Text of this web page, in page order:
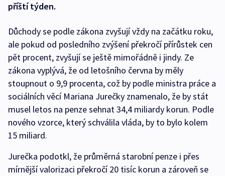
příští týden.
Důchody se podle zákona zvyšují vždy na začátku roku,
ale pokud od posledního zvýšení překročí přírůstek cen
pět procent, zvyšují se ještě mimořádně i jindy. Ze
zákona vyplývá, že od letošního června by měly
stoupnout o 9,9 procenta, což by podle ministra práce a
sociálních věcí Mariana Jurečky znamenalo, že by stát
musel letos na penze sehnat 34,4 miliardy korun. Podle
nového vzorce, který schválila vláda, by to bylo kolem
15 miliard.
Jurečka podotkl, že průměrná starobní penze i přes
mírnější valorizaci překročí 20 tisíc korun a zároveň se